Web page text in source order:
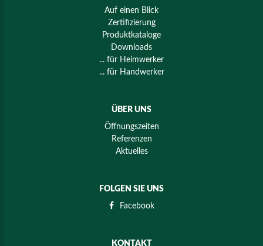
Auf einen Blick
Zertifizierung
Produktkataloge
Downloads
... für Heimwerker
... für Handwerker
ÜBER UNS
Öffnungszeiten
Referenzen
Aktuelles
FOLGEN SIE UNS
Facebook
KONTAKT